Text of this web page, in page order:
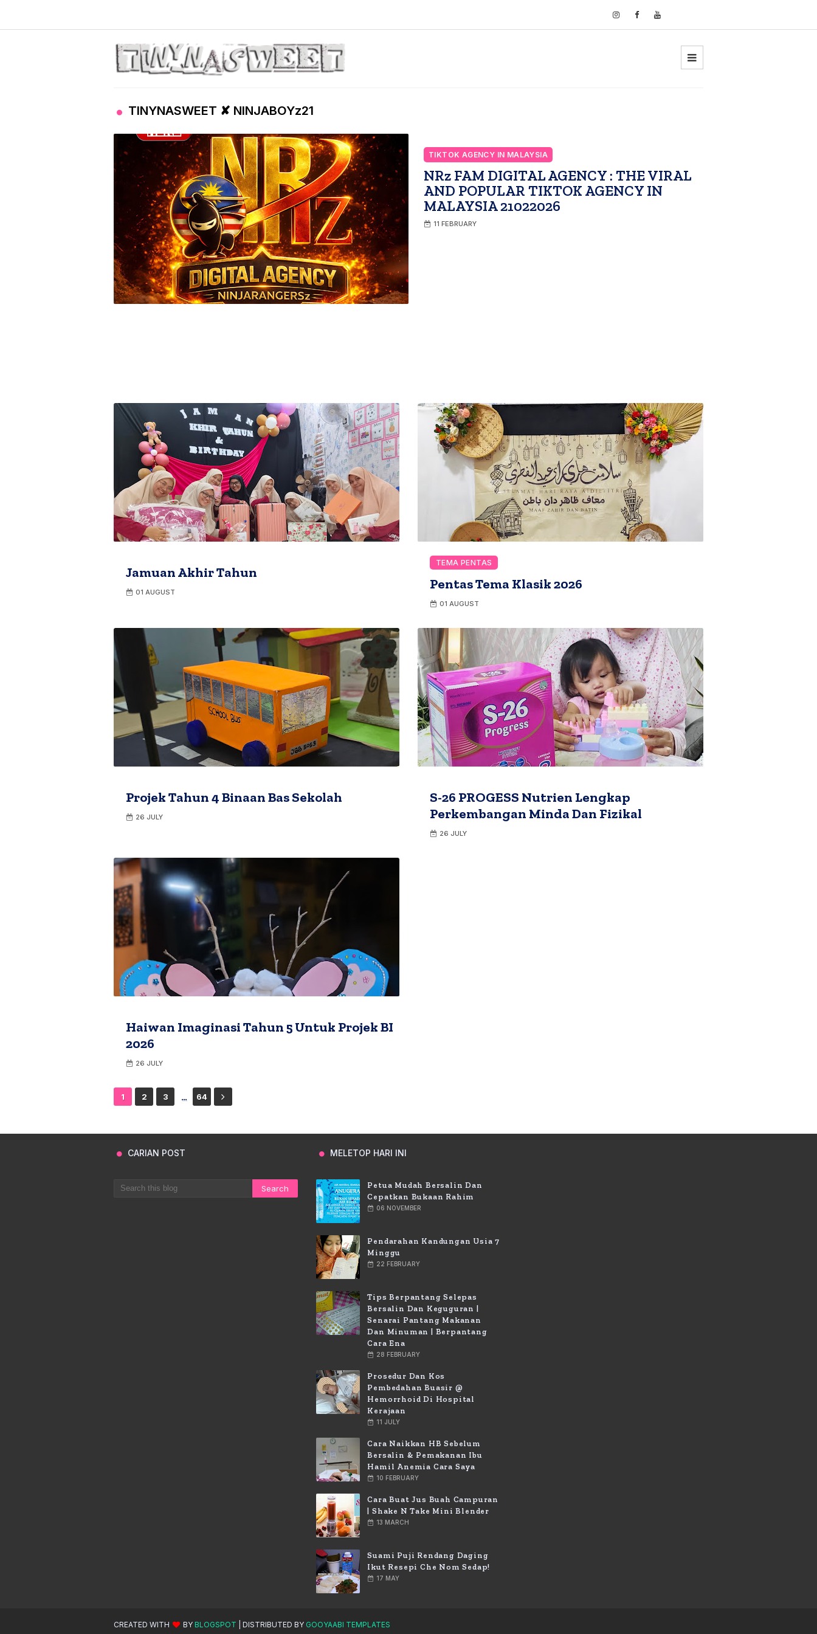
TINYNASWEET ✘ NINJABOYz21
TIKTOK AGENCY IN MALAYSIA
NRz FAM DIGITAL AGENCY : THE VIRAL
AND POPULAR TIKTOK AGENCY IN
MALAYSIA 21022026
11 FEBRUARY
Jamuan Akhir Tahun
01 AUGUST
TEMA PENTAS
Pentas Tema Klasik 2026
01 AUGUST
Projek Tahun 4 Binaan Bas Sekolah
26 JULY
S-26 PROGESS Nutrien Lengkap
Perkembangan Minda Dan Fizikal
26 JULY
Haiwan Imaginasi Tahun 5 Untuk Projek BI
2026
26 JULY
1 2 3 ... 64
CARIAN POST MELETOP HARI INI
Petua Mudah Bersalin Dan
Cepatkan Bukaan Rahim
06 NOVEMBER
Pendarahan Kandungan Usia 7
Minggu
22 FEBRUARY
Tips Berpantang Selepas
Bersalin Dan Keguguran |
Senarai Pantang Makanan
Dan Minuman | Berpantang
Cara Ena
28 FEBRUARY
Prosedur Dan Kos
Pembedahan Buasir @
Hemorrhoid Di Hospital
Kerajaan
11 JULY
Cara Naikkan HB Sebelum
Bersalin & Pemakanan Ibu
Hamil Anemia Cara Saya
10 FEBRUARY
Cara Buat Jus Buah Campuran
| Shake N Take Mini Blender
13 MARCH
Suami Puji Rendang Daging
Ikut Resepi Che Nom Sedap!
17 MAY
CREATED WITH BY BLOGSPOT | DISTRIBUTED BY GOOYAABI TEMPLATES